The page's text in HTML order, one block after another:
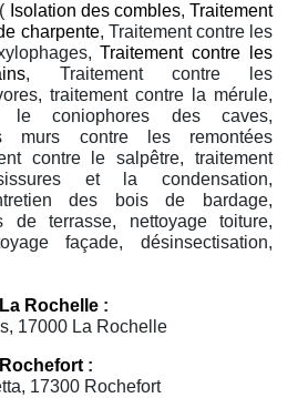
( Isolation des combles,Traitement
charpente, Traitement contre les
Traitement contre les
, Traitement contre les
traitement contre la mérule,
le coniophores des caves,
murs contre les remontées
contre le salpêtre, traitement
et la condensation,
des bois de bardage,
de terrasse, nettoyage toiture,
façade, désinsectisation,
Rochelle :
17000 La Rochelle
:
17300 Rochefort